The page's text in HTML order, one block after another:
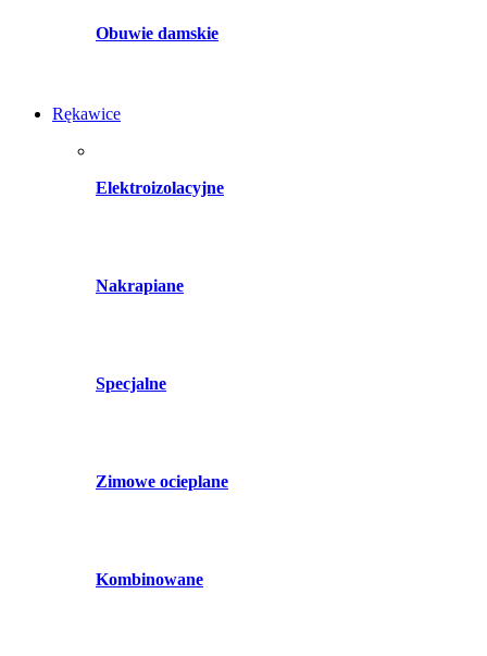
Obuwie damskie
Rękawice
Elektroizolacyjne
Nakrapiane
Specjalne
Zimowe ocieplane
Kombinowane